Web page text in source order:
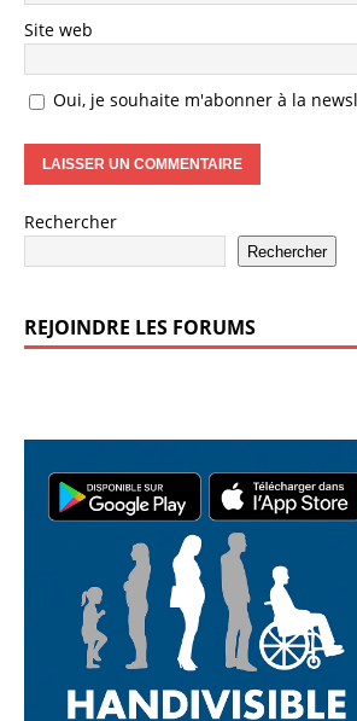
Site web
Oui, je souhaite m'abonner à la
Rechercher
Rechercher
REJOINDRE LES FORUMS